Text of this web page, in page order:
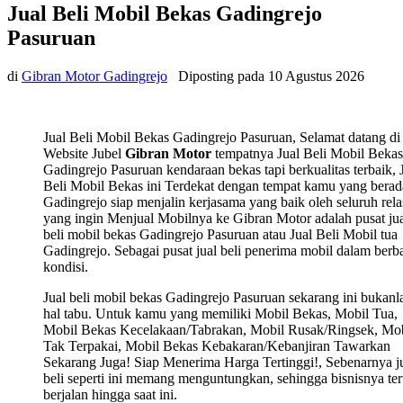
Jual Beli Mobil Bekas Gadingrejo
Pasuruan
di Gibran Motor Gadingrejo Diposting pada 10 Agustus 2026
Jual Beli Mobil Bekas Gadingrejo Pasuruan, Selamat datang di
Website Jubel Gibran Motor tempatnya Jual Beli Mobil Bekas
Gadingrejo Pasuruan kendaraan bekas tapi berkualitas terbaik,
Beli Mobil Bekas ini Terdekat dengan tempat kamu yang
Gadingrejo siap menjalin kerjasama yang baik oleh seluruh
yang ingin Menjual Mobilnya ke Gibran Motor adalah pusat
beli mobil bekas Gadingrejo Pasuruan atau Jual Beli Mobil tua
Gadingrejo. Sebagai pusat jual beli penerima mobil dalam
kondisi.
Jual beli mobil bekas Gadingrejo Pasuruan sekarang ini
hal tabu. Untuk kamu yang memiliki Mobil Bekas, Mobil Tua,
Mobil Bekas Kecelakaan/Tabrakan, Mobil Rusak/Ringsek,
Tak Terpakai, Mobil Bekas Kebakaran/Kebanjiran Tawarkan
Sekarang Juga! Siap Menerima Harga Tertinggi!, Sebenarnya
beli seperti ini memang menguntungkan, sehingga bisnisnya
berjalan hingga saat ini.